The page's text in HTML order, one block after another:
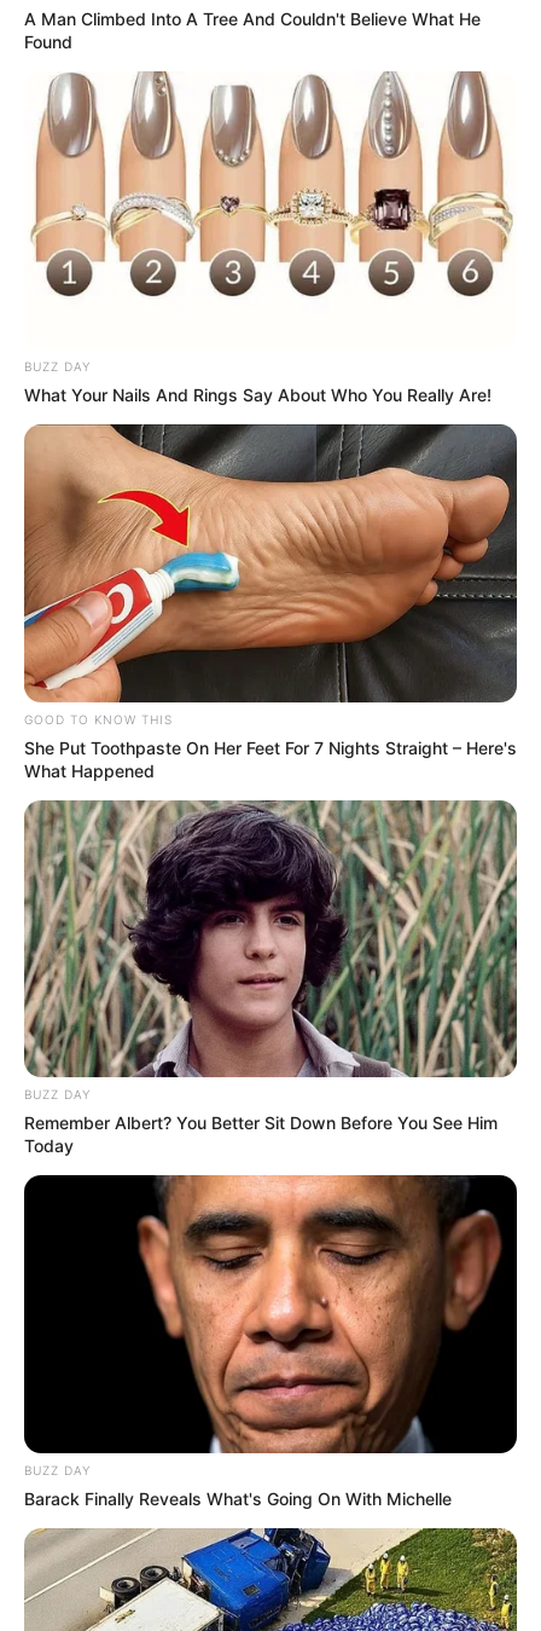
A Man Climbed Into A Tree And Couldn't Believe What He
Found
BUZZ DAY
What Your Nails And Rings Say About Who You Really Are!
GOOD TO KNOW THIS
She Put Toothpaste On Her Feet For 7 Nights Straight – Here's
What Happened
BUZZ DAY
Remember Albert? You Better Sit Down Before You See Him
Today
BUZZ DAY
Barack Finally Reveals What's Going On With Michelle